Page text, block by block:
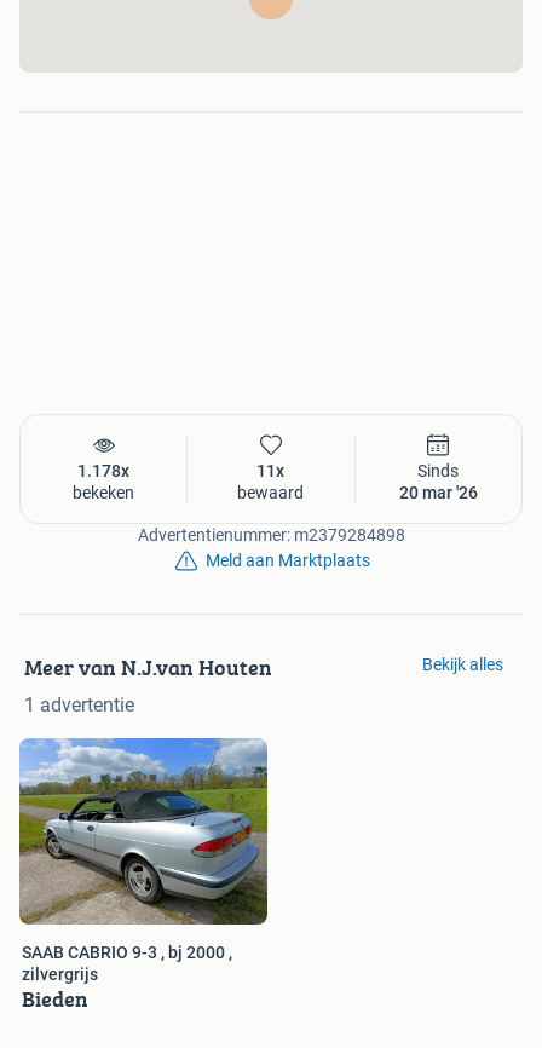
1.178x
bekeken
11x
bewaard
Sinds
20 mar '26
Advertentienummer: m2379284898
Meld aan Marktplaats
Meer van N.J.van Houten
1 advertentie
Bekijk alles
SAAB CABRIO 9-3 , bj 2000 ,
zilvergrijs
Bieden